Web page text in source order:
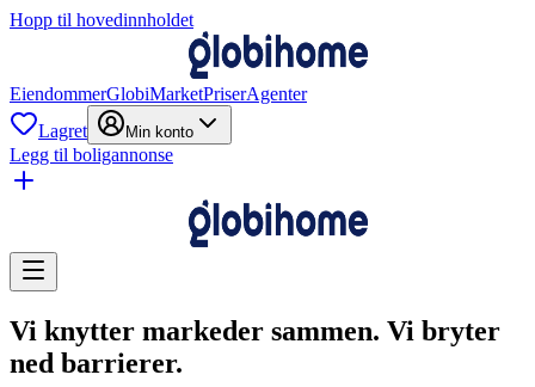
Hopp til hovedinnholdet
EiendommerGlobiMarketPriserAgenter
Lagret
Min konto
Legg til boligannonse
Vi knytter markeder sammen. Vi bryter
ned barrierer.